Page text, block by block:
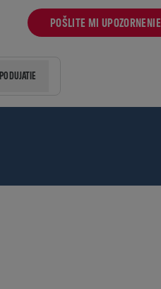
POŠLITE MI UPOZORNENIE
PODUJATIE